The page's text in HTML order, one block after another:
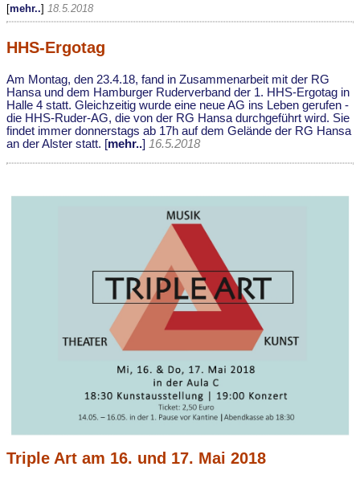
[mehr..] 18.5.2018
HHS-Ergotag
Am Montag, den 23.4.18, fand in Zusammenarbeit mit der RG
Hansa und dem Hamburger Ruderverband der 1. HHS-Ergotag in
Halle 4 statt. Gleichzeitig wurde eine neue AG ins Leben gerufen -
die HHS-Ruder-AG, die von der RG Hansa durchgeführt wird. Sie
findet immer donnerstags ab 17h auf dem Gelände der RG Hansa
an der Alster statt. [mehr..] 16.5.2018
Triple Art am 16. und 17. Mai 2018